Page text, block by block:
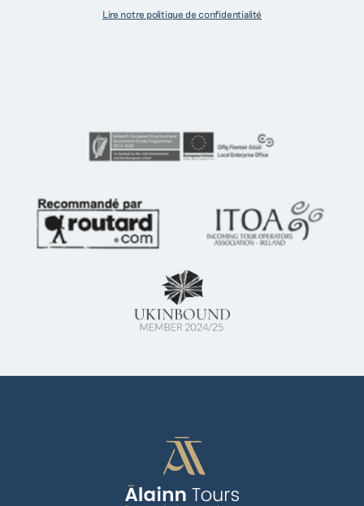
Lire notre politique de confidentialité